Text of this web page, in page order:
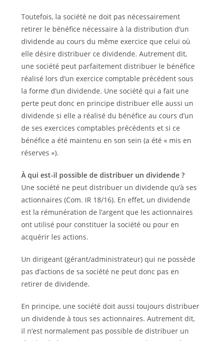
Toutefois, la société ne doit pas nécessairement
retirer le bénéfice nécessaire à la distribution d’un
dividende au cours du même exercice que celui où
elle désire distribuer ce dividende. Autrement dit,
une société peut parfaitement distribuer le bénéfice
réalisé lors d’un exercice comptable précédent sous
la forme d’un dividende. Une société qui a fait une
perte peut donc en principe distribuer elle aussi un
dividende si elle a réalisé du bénéfice au cours d’un
de ses exercices comptables précédents et si ce
bénéfice a été maintenu en son sein (a été « mis en
réserves »).
À qui est-il possible de distribuer un dividende ?
Une société ne peut distribuer un dividende qu’à ses
actionnaires (Com. IR 18/16). En effet, un dividende
est la rémunération de l’argent que les actionnaires
ont utilisé pour constituer la société ou pour en
acquérir les actions.
Un dirigeant (gérant/administrateur) qui ne possède
pas d’actions de sa société ne peut donc pas en
retirer de dividende.
En principe, une société doit aussi toujours distribuer
un dividende à tous ses actionnaires. Autrement dit,
il n’est normalement pas possible de distribuer un